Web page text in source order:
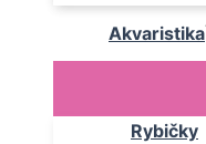
Akvaristika
Rybičky